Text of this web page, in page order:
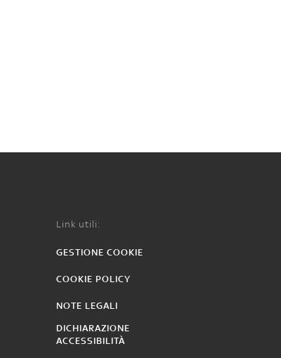
Link utili:
GESTIONE COOKIE
COOKIE POLICY
NOTE LEGALI
DICHIARAZIONE
ACCESSIBILITÀ